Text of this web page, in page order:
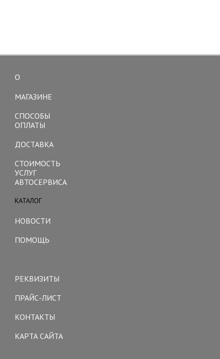
О
МАГАЗИНЕ
СПОСОБЫ
ОПЛАТЫ
ДОСТАВКА
СТОИМОСТЬ
УСЛУГ
АВТОСЕРВИСА
КАТАЛОГ
НОВОСТИ
ПОМОЩЬ
РЕКВИЗИТЫ
ПРАЙС-ЛИСТ
КОНТАКТЫ
КАРТА САЙТА